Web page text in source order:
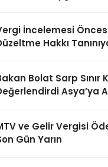
İncelemesi
Hakkı
Bolat Sarp Sınır
Asya’ya
ve Gelir Vergisi
Gün Yarın